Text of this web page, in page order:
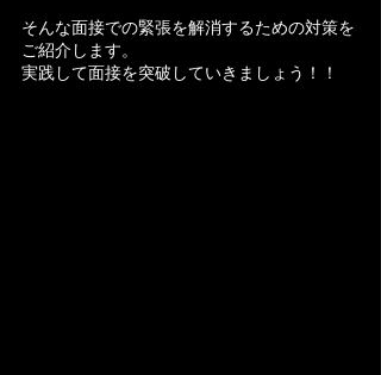
そんな面接での緊張を解消するための対策を
ご紹介します。
実践して面接を突破していきましょう！！